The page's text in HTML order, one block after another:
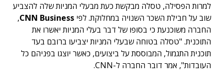
למרות הפסילה, טסלה מבקשת כעת מבעלי המניות שלה להצביע
שוב על חבילת השכר השנויה במחלוקת. לפי CNN Business
,
החברה משוכנעת כי בסופו של דבר בעלי המניות יאשרו את
התוכנית. "טסלה בטוחה שבעלי המניות יצביעו ברובם בעד
תוכנית התגמול, המבוססת על ביצועים, כאשר יוצגו בפניהם כל
העובדות", אמר דובר החברה ל-CNN.